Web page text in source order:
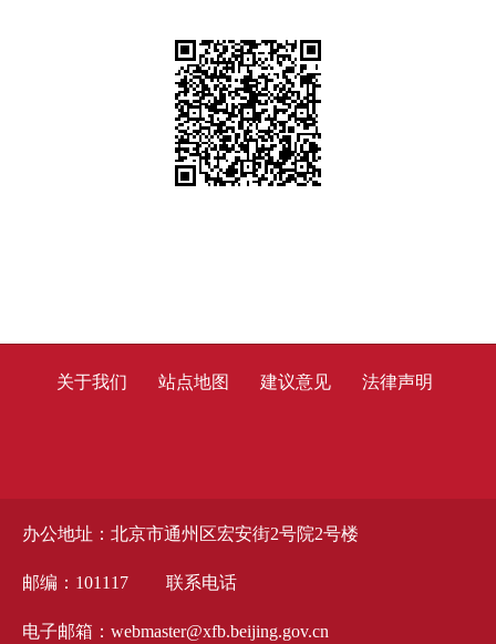
办公地址：北京市通州区宏安街2号院2号楼
邮编：101117 联系电话
电子邮箱：webmaster@xfb.beijing.gov.cn
关于我们 站点地图 建议意见 法律声明